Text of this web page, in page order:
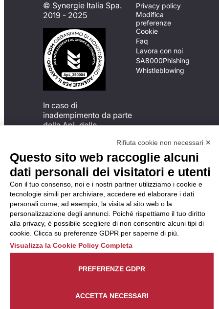
© Synergie Italia Spa.
2019 - 2025
In caso di
inadempimento da parte
della ApL delle
del Codice di Condotta, è
possibile presentare un
reclamo
all’Organismo di
Monitoraggio utilizzando
una delle modalità
descritte al seguente
indirizzo web
https://odm-
agenzielavoro.it/reclami/.
Privacy policy
Modifica
preferenze
Cookie
Faq
Lavora con noi
SA8000Phishing
Whistleblowing
Rifiuta cookie non necessari ✕
Questo sito web raccoglie alcuni
dati personali dei visitatori e utenti
Con il tuo consenso, noi e i nostri partner utilizziamo i cookie e
tecnologie simili per archiviare, accedere ed elaborare i dati
personali come, ad esempio, la visita al sito web o la
personalizzazione degli annunci. Poiché rispettiamo il tuo diritto
alla privacy, è possibile scegliere di non consentire alcuni tipi di
cookie. Clicca su preferenze GDPR per saperne di più.
Visualizza la Cookie Policy Completa
ACCETTA NECESSARI
PREFERENZE GDPR